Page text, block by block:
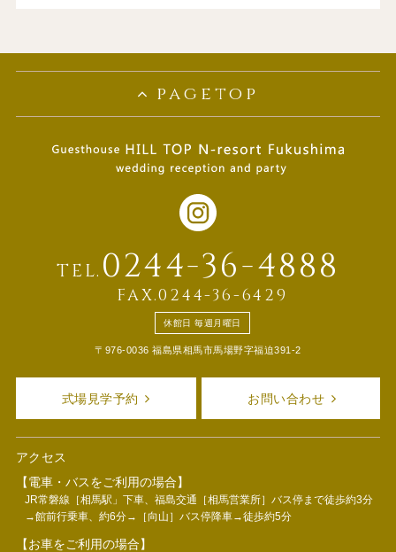
pagetop
TEL. 0244-36-4888
FAX.0244-36-6429
休館日 毎週月曜日
〒976-0036 福島県相馬市馬場野字福迫391-2
式場見学予約 お問い合わせ
アクセス
【電車・バスをご利用の場合】
JR常磐線［相馬駅」下車、福島交通［相馬営業所］バス停まで徒歩約3分
→館前行乗車、約6分→［向山］バス停降車→徒歩約5分
【お車をご利用の場合】